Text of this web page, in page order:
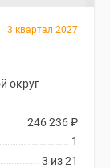
3 квартал 2027
округ
246 236₽
1
3 из 21